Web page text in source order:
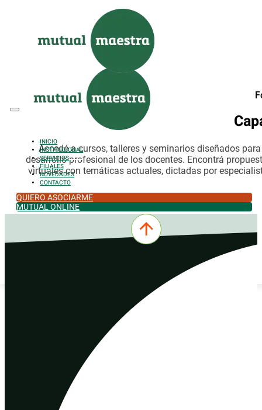
Saltar al pie de página
INICIO
INSTITUCIONAL
SERVICIOS
FILIALES
NOVEDADES
CONTACTO
QUIERO ASOCIARME
MUTUAL ONLINE
Accedé a cursos, talleres y seminarios diseñados
desarrollo profesional de los docentes. Encontrá
virtuales con temáticas actuales, dictadas por